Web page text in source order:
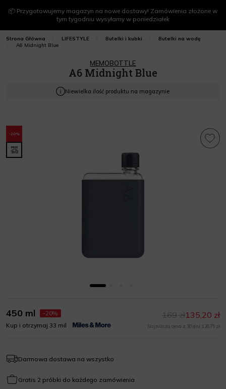
📦 Przygotowujemy magazyn na nowe dostawy! Zamówienia złożone w
tym tygodniu wysyłamy w poniedziałek
Strona Główna LIFESTYLE Butelki i kubki
Butelki na wodę
A6 Midnight Blue
MEMOBOTTLE
A6 Midnight Blue
Niewielka ilość produktu na magazynie
-20%
450 ml
-20%
Kup i otrzymaj 33 mil
135,20 zł
169 zł
Najniższa cena z 30 dni: 126,75 zł
Darmowa dostawa na wszystko
Gratis 2 próbki do każdego zamówienia